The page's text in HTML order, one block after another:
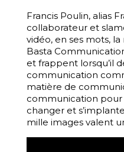
Francis Poulin, alias
collaborateur et
vidéo, en ses mots,
Basta
et frappent lorsqu’il
communication
matière de
communication
changer et
mille images valent